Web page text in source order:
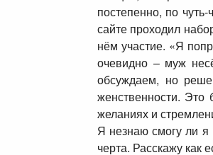
постепенно, по
сайте проходил
нём участие. «Я
очевидно – муж
обсуждаем, но
женственности.
желаниях и
Я незнаю смогу ли я
черта. Расскажу как